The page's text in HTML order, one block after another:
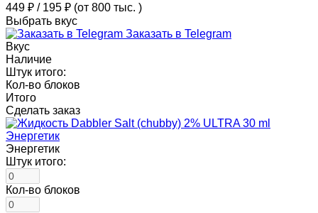
449 ₽ / 195 ₽ (от 800 тыс. )
Выбрать вкус
Заказать в Telegram
Вкус
Наличие
Штук итого:
Кол-во блоков
Итого
Сделать заказ
Энергетик
Штук итого:
Кол-во блоков